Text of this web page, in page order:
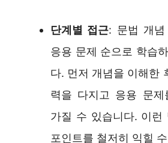
단계별 접근: 문법 개
응용 문제 순으로 학습
다. 먼저 개념을 이해한
력을 다지고 응용 문제
가질 수 있습니다. 이런
포인트를 철저히 익힐